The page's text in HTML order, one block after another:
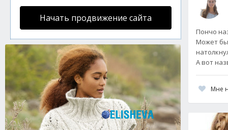
Начать продвижение сайта
Пончо
Может
А вот
Мне